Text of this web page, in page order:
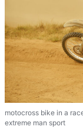
motocross bike in a
extreme man sport